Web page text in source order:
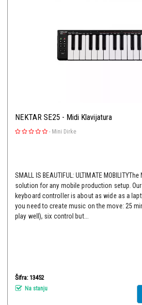
NEKTAR SE25 - Midi Klavijatura
- Mini Dirke
SMALL IS BEAUTIFUL: ULTIMATE
solution for any mobile production setup.
keyboard controller is about as wide as a
you need to create music on the move: 25
play well), six control but...
Šifra: 13452
Na stanju